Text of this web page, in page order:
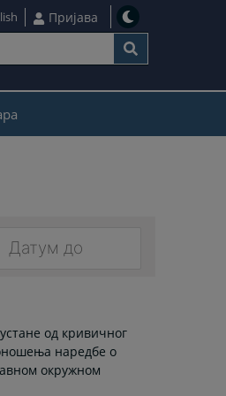
Пријава
the
од кривичног
наредбе о
окружном